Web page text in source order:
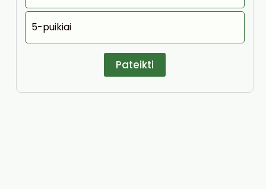
5-puikiai